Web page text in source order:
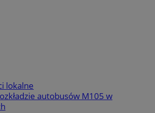
lokalne
autobusów M105 w